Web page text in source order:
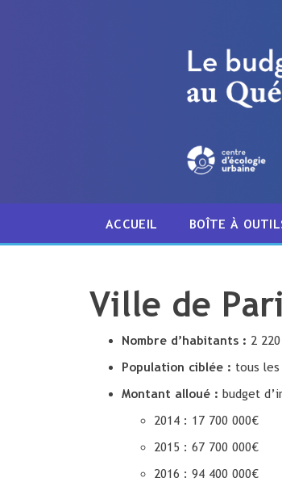
ACCUEIL BOÎTE À
Ville de
Nombre d’habitants : 2
Population ciblée : tous
Montant alloué : budget
2014 : 17 700 000€
2015 : 67 700 000€
2016 : 94 400 000€